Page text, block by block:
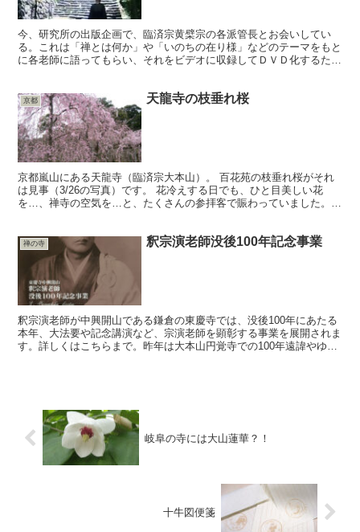
今、研究所の出版企画で、臨済宗黄檗宗の各派管長とお会いしてい
る。これは「禅とは何か」や「いのちの在り様」などのテーマをもと
に各老師に語ってもらい、それをビデオに収録してＤＶＤ化するため
京都 天龍寺の枝垂れ桜
京都嵐山にある天龍寺（臨済宗大本山）。 百花苑の枝垂れ桜がそれ
は見事（3/26の写真）です。 花冷えする日でも、ひと目美しい花
を…、禅寺の空気を…と、たくさんの参拝客で賑わっていました。
禅の寺 釈宗演老師没後100年記念事業
釈宗演老師が中興開山である鎌倉の東慶寺では、没後100年にあたる
本年、大法要や記念講演など、宗演老師を顕彰する事業を展開されま
す。詳しくはこちらまで。昨年は大本山円覚寺での100年遠諱やゆか
岐阜の寺には大山蓮華？！
十牛図便箋